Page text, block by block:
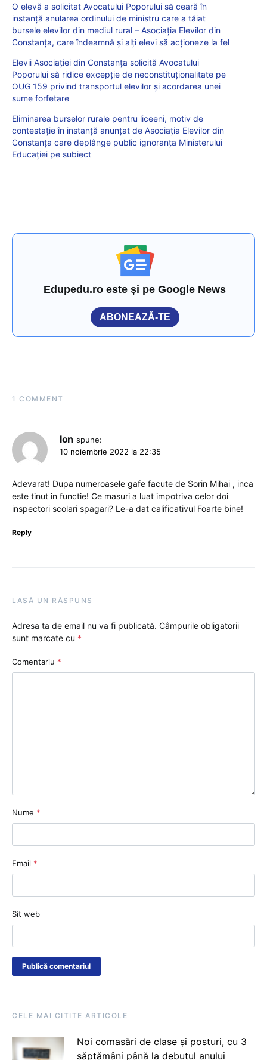
O elevă a solicitat Avocatului Poporului să ceară în
instanță anularea ordinului de ministru care a tăiat
bursele elevilor din mediul rural – Asociația Elevilor din
Constanța, care îndeamnă și alți elevi să acționeze la fel
Elevii Asociației din Constanța solicită Avocatului
Poporului să ridice excepție de neconstituționalitate pe
OUG 159 privind transportul elevilor și acordarea unei
sume forfetare
Eliminarea burselor rurale pentru liceeni, motiv de
contestație în instanță anunțat de Asociația Elevilor din
Constanța care deplânge public ignoranța Ministerului
Educației pe subiect
Edupedu.ro este și pe Google News
ABONEAZĂ-TE
1 COMMENT
Ion spune:
10 noiembrie 2022 la 22:35
Adevarat! Dupa numeroasele gafe facute de Sorin Mihai , inca
este tinut in functie! Ce masuri a luat impotriva celor doi
inspectori scolari spagari? Le-a dat calificativul Foarte bine!
Reply
LASĂ UN RĂSPUNS
Adresa ta de email nu va fi publicată. Câmpurile obligatorii
sunt marcate cu *
Comentariu *
Nume *
Email *
Sit web
CELE MAI CITITE ARTICOLE
Noi comasări de clase și posturi, cu 3
săptămâni până la debutul anului